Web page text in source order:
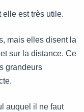
est très utile.
mais elles disent la
et sur la distance. Ce
grandeurs
auquel il ne faut